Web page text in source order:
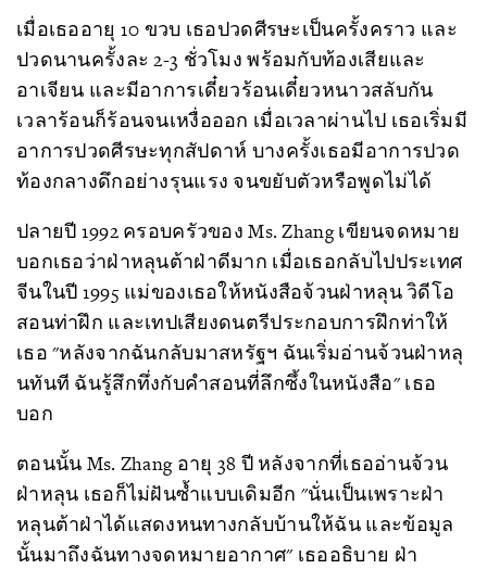
เมื่อเธออายุ 10 ขวบ เธอปวดศีรษะเป็นครั้งคราว และ
ปวดนานครั้งละ 2-3 ชั่วโมง พร้อมกับท้องเสียและ
อาเจียน และมีอาการเดี๋ยวร้อนเดี๋ยวหนาวสลับกัน
เวลาร้อนก็ร้อนจนเหงื่อออก เมื่อเวลาผ่านไป เธอเริ่มมี
อาการปวดศีรษะทุกสัปดาห์ บางครั้งเธอมีอาการปวด
ท้องกลางดึกอย่างรุนแรง จนขยับตัวหรือพูดไม่ได้
ปลายปี 1992 ครอบครัวของ Ms. Zhang เขียนจดหมาย
บอกเธอว่าฝ่าหลุนต้าฝ่าดีมาก เมื่อเธอกลับไปประเทศ
จีนในปี 1995 แม่ของเธอให้หนังสือจ้วนฝ่าหลุน วิดีโอ
สอนท่าฝึก และเทปเสียงดนตรีประกอบการฝึกท่าให้
เธอ "หลังจากฉันกลับมาสหรัฐฯ ฉันเริ่มอ่านจ้วนฝ่าหลุ
นทันที ฉันรู้สึกทึ่งกับคำสอนที่ลึกซึ้งในหนังสือ" เธอ
บอก
ตอนนั้น Ms. Zhang อายุ 38 ปี หลังจากที่เธออ่านจ้วน
ฝ่าหลุน เธอก็ไม่ฝันซ้ำแบบเดิมอีก "นั่นเป็นเพราะฝ่า
หลุนต้าฝ่าได้แสดงหนทางกลับบ้านให้ฉัน และข้อมูล
นั้นมาถึงฉันทางจดหมายอากาศ" เธออธิบาย ฝ่า